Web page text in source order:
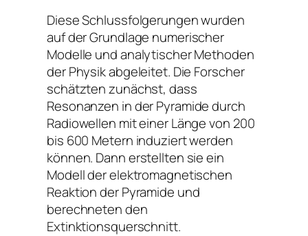
Diese Schlussfolgerungen wurden
auf der Grundlage numerischer
Modelle und analytischer Methoden
der Physik abgeleitet. Die Forscher
schätzten zunächst, dass
Resonanzen in der Pyramide durch
Radiowellen mit einer Länge von 200
bis 600 Metern induziert werden
können. Dann erstellten sie ein
Modell der elektromagnetischen
Reaktion der Pyramide und
berechneten den
Extinktionsquerschnitt.